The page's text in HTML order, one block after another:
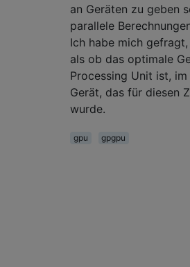
an Geräten zu geben
parallele
Ich habe mich
als ob das optimale
Processing Unit ist,
Gerät, das für diesen
wurde.
gpu
gpgpu